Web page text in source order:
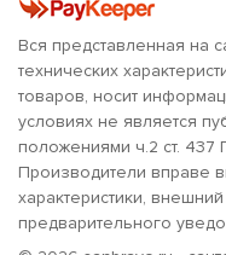
Вся представленная на
технических
товаров, носит
условиях не является
положениями ч.2 ст. 437
Производители вправе
характеристики,
предварительного